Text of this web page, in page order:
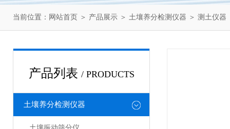
当前位置： 网站首页 ＞ 产品展示 ＞ 土壤养分检测仪器 ＞ 测土仪器
产品列表 / PRODUCTS
土壤养分检测仪器